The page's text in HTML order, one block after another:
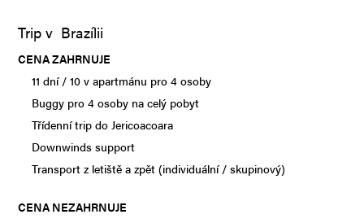
Trip v Brazílii
CENA ZAHRNUJE
11 dní / 10 v apartmánu pro 4 osoby
Buggy pro 4 osoby na celý pobyt
Třídenní trip do Jericoacoara
Downwinds support
Transport z letiště a zpět (individuální / skupinový)
CENA NEZAHRNUJE